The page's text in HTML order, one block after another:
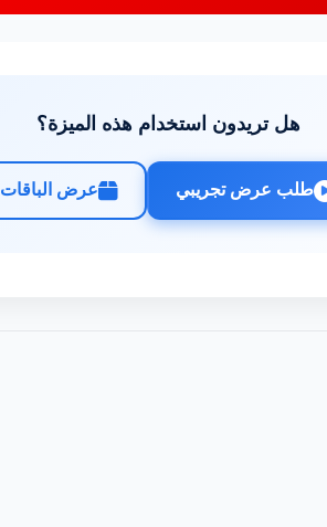
هل تريدون استخدام هذه الميزة؟
طلب عرض تجريبي عرض الباقات